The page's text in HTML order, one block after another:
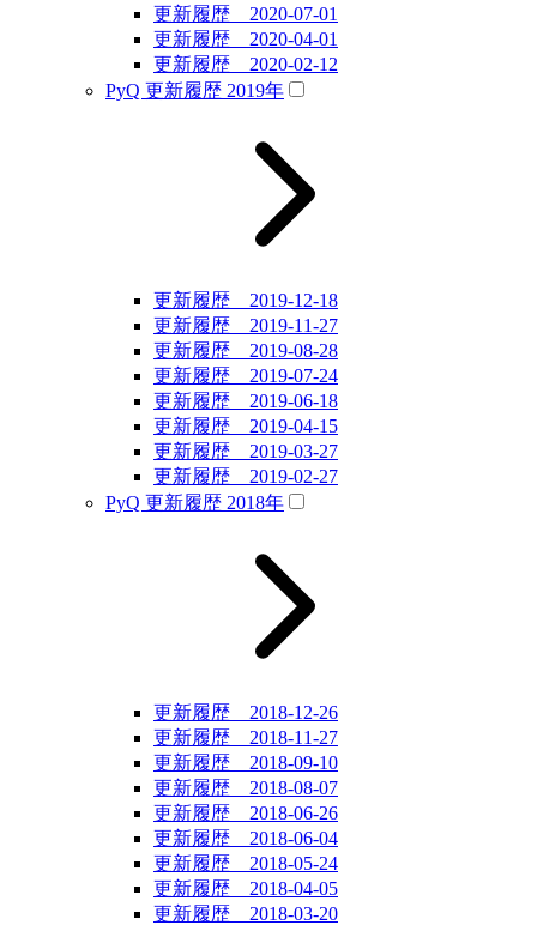
更新履歴 2020-07-01
更新履歴 2020-04-01
更新履歴 2020-02-12
PyQ 更新履歴 2019年
更新履歴 2019-12-18
更新履歴 2019-11-27
更新履歴 2019-08-28
更新履歴 2019-07-24
更新履歴 2019-06-18
更新履歴 2019-04-15
更新履歴 2019-03-27
更新履歴 2019-02-27
PyQ 更新履歴 2018年
更新履歴 2018-12-26
更新履歴 2018-11-27
更新履歴 2018-09-10
更新履歴 2018-08-07
更新履歴 2018-06-26
更新履歴 2018-06-04
更新履歴 2018-05-24
更新履歴 2018-04-05
更新履歴 2018-03-20